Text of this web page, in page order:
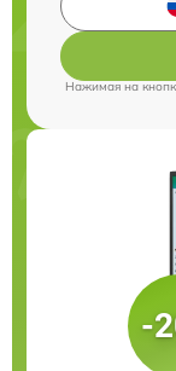
Нажимая на
-